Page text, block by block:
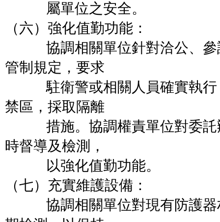
屬單位之安全。
（六）強化值勤功能：
協調相關單位針對洽公、參
管制規定，要求
駐衛警或相關人員確實執行
禁區，採取隔離
措施。協調權責單位對委託
時督導及檢測，
以強化值勤功能。
（七）充實維護設備：
協調相關單位對現有防護器